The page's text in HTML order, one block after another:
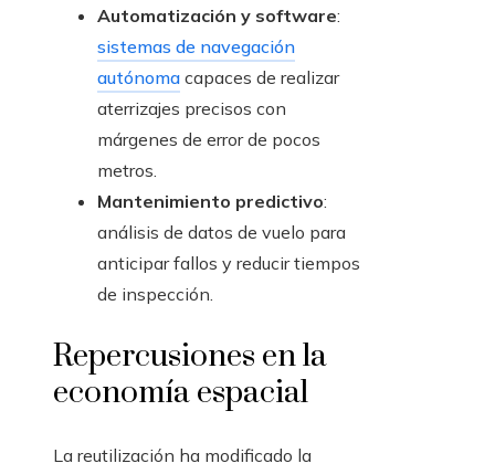
Automatización y software:
sistemas de navegación
autónoma capaces de realizar
aterrizajes precisos con
márgenes de error de pocos
metros.
Mantenimiento predictivo:
análisis de datos de vuelo para
anticipar fallos y reducir tiempos
de inspección.
Repercusiones en la
economía espacial
La reutilización ha modificado la